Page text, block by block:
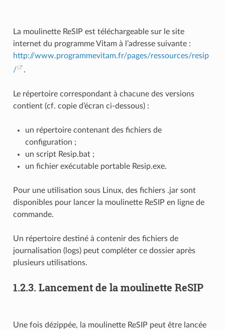
La moulinette ReSIP est téléchargeable sur le site
internet du programme Vitam à l’adresse suivante :
http://www.programmevitam.fr/pages/ressources/resip
/
.
Le répertoire correspondant à chacune des versions
contient (cf. copie d’écran ci-dessous) :
un répertoire contenant des fichiers de
configuration ;
un script Resip.bat ;
un fichier exécutable portable Resip.exe.
Pour une utilisation sous Linux, des fichiers .jar sont
disponibles pour lancer la moulinette ReSIP en ligne de
commande.
Un répertoire destiné à contenir des fichiers de
journalisation (logs) peut compléter ce dossier après
plusieurs utilisations.
1.2.3. Lancement de la moulinette ReSIP
Une fois dézippée, la moulinette ReSIP peut être lancée